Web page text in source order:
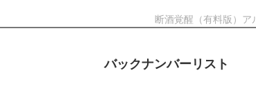
断酒覚醒（有料版）ア
バックナンバーリスト